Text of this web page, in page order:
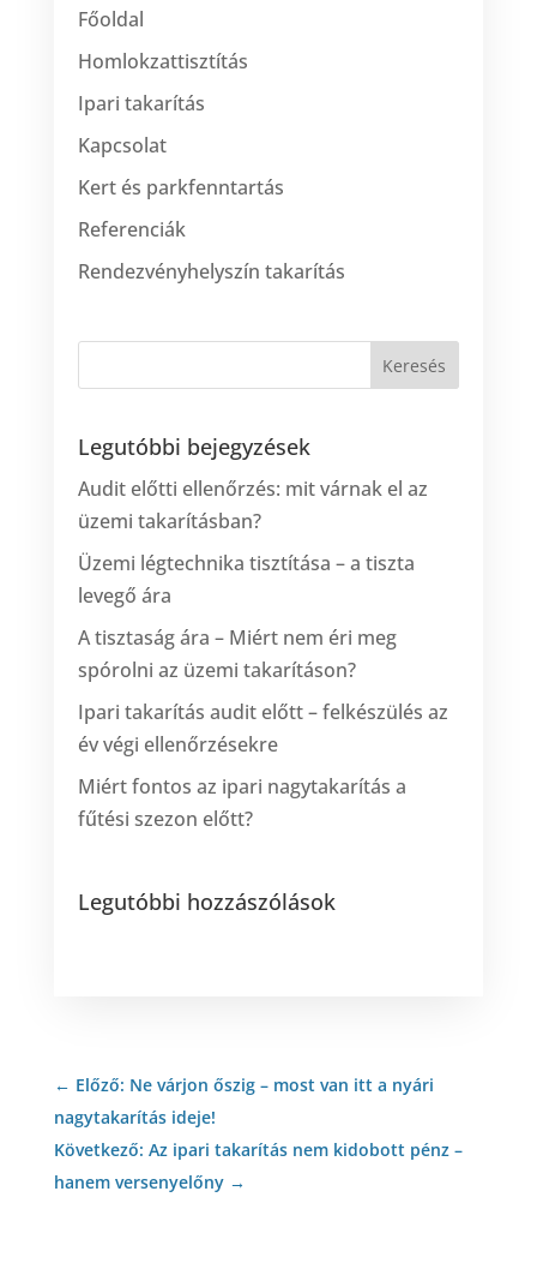
Főoldal
Homlokzattisztítás
Ipari takarítás
Kapcsolat
Kert és parkfenntartás
Referenciák
Rendezvényhelyszín takarítás
Legutóbbi bejegyzések
Audit előtti ellenőrzés: mit várnak el az
üzemi takarításban?
Üzemi légtechnika tisztítása – a tiszta
levegő ára
A tisztaság ára – Miért nem éri meg
spórolni az üzemi takarításon?
Ipari takarítás audit előtt – felkészülés az
év végi ellenőrzésekre
Miért fontos az ipari nagytakarítás a
fűtési szezon előtt?
Legutóbbi hozzászólások
← Előző: Ne várjon őszig – most van itt a nyári
nagytakarítás ideje!
Következő: Az ipari takarítás nem kidobott pénz –
hanem versenyelőny→